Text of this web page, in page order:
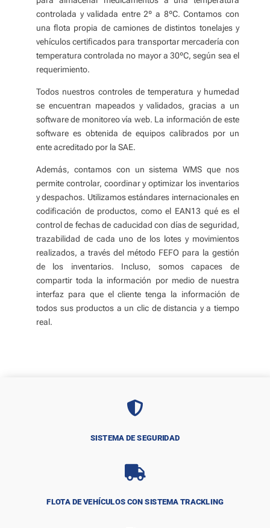
controlada y validada entre 2º a 8ºC. Contamos con
una flota propia de camiones de distintos tonelajes y
vehículos certificados para transportar mercadería con
temperatura controlada no mayor a 30ºC, según sea el
requerimiento.
Todos nuestros controles de temperatura y humedad
se encuentran mapeados y validados, gracias a un
software de monitoreo vía web. La información de este
software es obtenida de equipos calibrados por un
ente acreditado por la SAE.
Además, contamos con un sistema WMS que nos
permite controlar, coordinar y optimizar los inventarios
y despachos. Utilizamos estándares internacionales en
codificación de productos, como el EAN13 qué es el
control de fechas de caducidad con días de seguridad,
trazabilidad de cada uno de los lotes y movimientos
realizados, a través del método FEFO para la gestión
de los inventarios. Incluso, somos capaces de
compartir toda la información por medio de nuestra
interfaz para que el cliente tenga la información de
todos sus productos a un clic de distancia y a tiempo
real.

SISTEMA DE SEGURIDAD

FLOTA DE VEHÍCULOS CON SISTEMA TRACKLING